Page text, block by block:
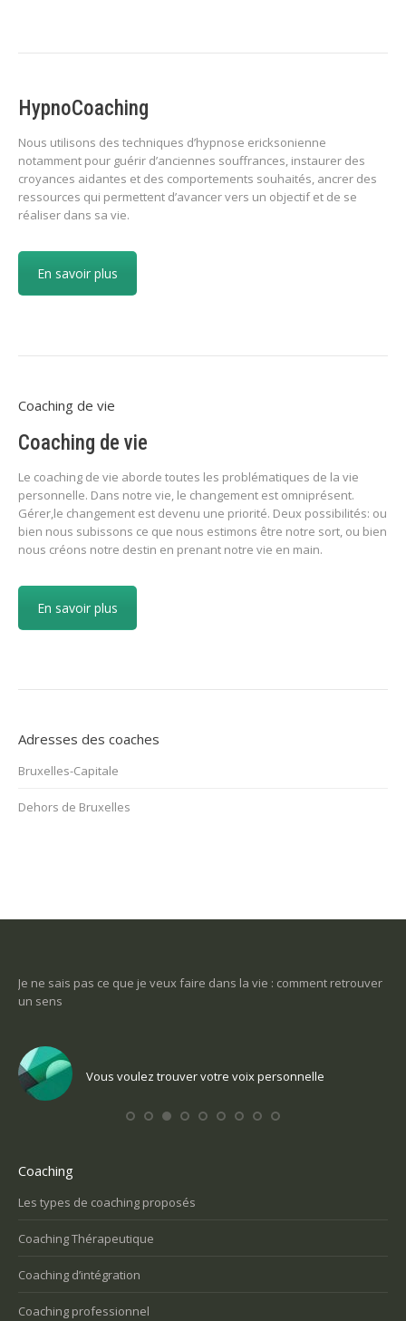
HypnoCoaching
Nous utilisons des techniques d’hypnose ericksonienne
notamment pour guérir d’anciennes souffrances, instaurer des
croyances aidantes et des comportements souhaités, ancrer des
ressources qui permettent d’avancer vers un objectif et de se
réaliser dans sa vie.
En savoir plus
Coaching de vie
Coaching de vie
Le coaching de vie aborde toutes les problématiques de la vie
personnelle. Dans notre vie, le changement est omniprésent.
Gérer,le changement est devenu une priorité. Deux possibilités: ou
bien nous subissons ce que nous estimons être notre sort, ou bien
nous créons notre destin en prenant notre vie en main.
En savoir plus
Adresses des coaches
Bruxelles-Capitale
Dehors de Bruxelles
Je ne sais pas ce que je veux faire dans la vie : comment retrouver
un sens
Vous voulez trouver votre voix personnelle
Coaching
Les types de coaching proposés
Coaching Thérapeutique
Coaching d’intégration
Coaching professionnel